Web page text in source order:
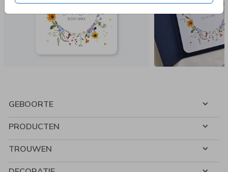
GEBOORTE
PRODUCTEN
TROUWEN